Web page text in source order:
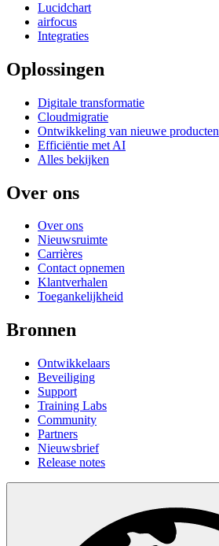
Lucidchart
airfocus
Integraties
Oplossingen
Digitale transformatie
Cloudmigratie
Ontwikkeling van nieuwe producten
Efficiëntie met AI
Alles bekijken
Over ons
Over ons
Nieuwsruimte
Carrières
Contact opnemen
Klantverhalen
Toegankelijkheid
Bronnen
Ontwikkelaars
Beveiliging
Support
Training Labs
Community
Partners
Nieuwsbrief
Release notes